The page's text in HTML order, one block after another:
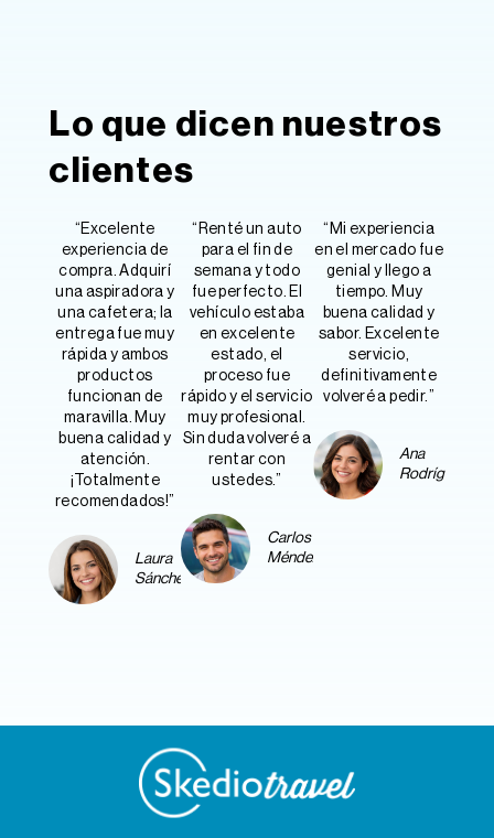
Lo que dicen nuestros
clientes
“Excelente
experiencia de
compra. Adquirí
una aspiradora y
una cafetera; la
entrega fue muy
rápida y ambos
productos
funcionan de
maravilla. Muy
buena calidad y
atención.
¡Totalmente
recomendados!”
Laura
Sánchez
“Renté un auto
para el fin de
semana y todo
fue perfecto. El
vehículo estaba
en excelente
estado, el
proceso fue
rápido y el servicio
muy profesional.
Sin duda volveré a
rentar con
ustedes.”
Carlos
Méndez
“Mi experiencia
en el mercado fue
genial y llego a
tiempo. Muy
buena calidad y
sabor. Excelente
servicio,
definitivamente
volveré a pedir.”
Ana
Rodríguez